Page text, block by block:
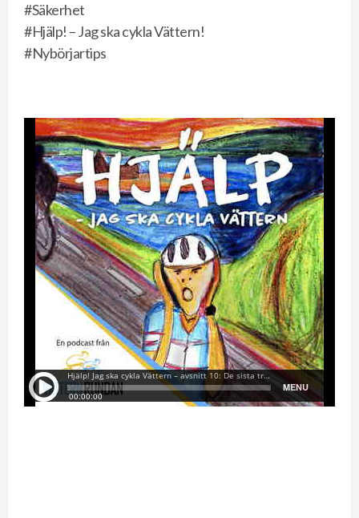
#Säkerhet
#Hjälp! – Jag ska cykla Vättern!
#Nybörjartips